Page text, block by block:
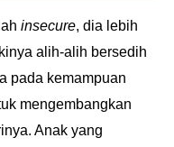
insecure, dia lebih
alih-alih bersedih
pada kemampuan
mengembangkan
Anak yang